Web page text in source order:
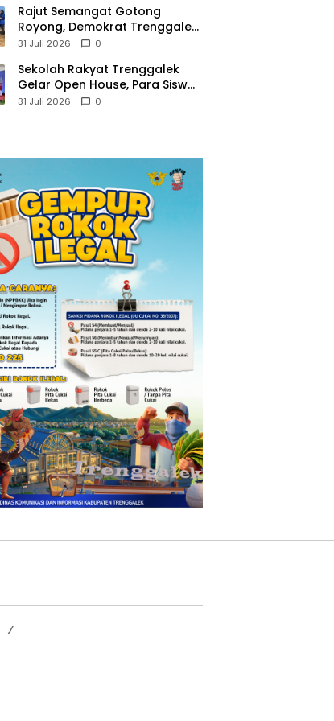
​Rajut Semangat Gotong
Royong, Demokrat Trenggalek
Gaungkan Gerakan Langit Biru
31 Juli 2026 0
Sekolah Rakyat Trenggalek
Gelar Open House, Para Siswa
Mulai Tempati Gedung Baru
31 Juli 2026 0